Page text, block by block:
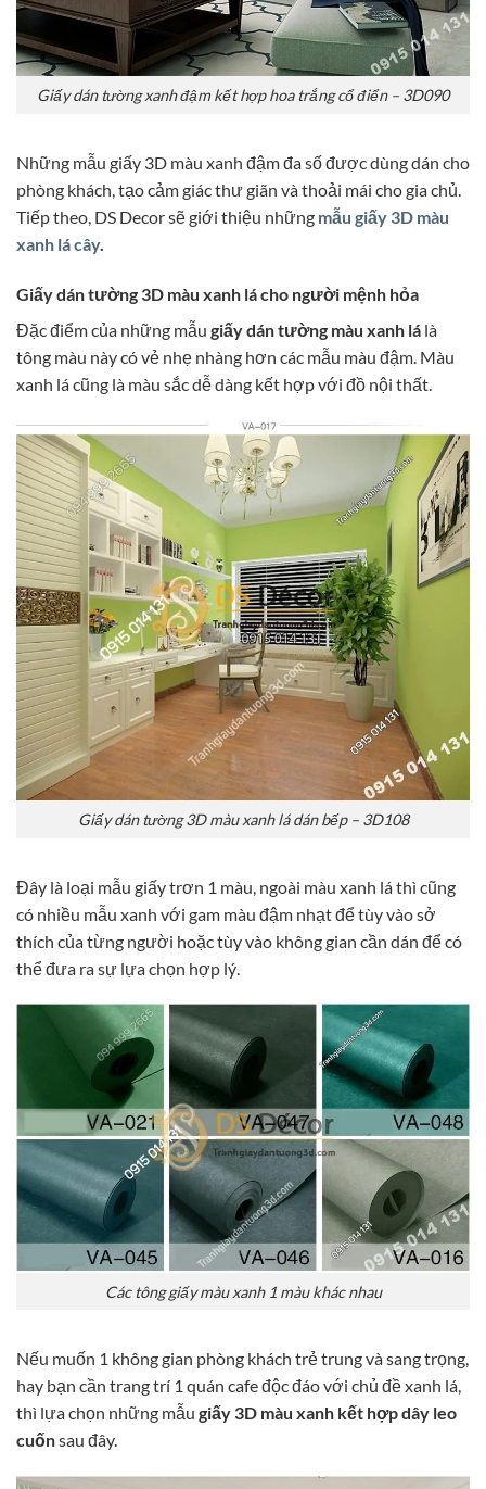
Giấy dán tường xanh đậm kết hợp hoa trắng cổ điển – 3D090
Những mẫu giấy 3D màu xanh đậm đa số được dùng dán cho
phòng khách, tạo cảm giác thư giãn và thoải mái cho gia chủ.
Tiếp theo, DS Decor sẽ giới thiệu những mẫu giấy 3D màu
xanh lá cây.
Giấy dán tường 3D màu xanh lá cho người mệnh hỏa
Đặc điểm của những mẫu giấy dán tường màu xanh lá là
tông màu này có vẻ nhẹ nhàng hơn các mẫu màu đậm. Màu
xanh lá cũng là màu sắc dễ dàng kết hợp với đồ nội thất.
Giấy dán tường 3D màu xanh lá dán bếp – 3D108
Đây là loại mẫu giấy trơn 1 màu, ngoài màu xanh lá thì cũng
có nhiều mẫu xanh với gam màu đậm nhạt để tùy vào sở
thích của từng người hoặc tùy vào không gian cần dán để có
thể đưa ra sự lựa chọn hợp lý.
Các tông giấy màu xanh 1 màu khác nhau
Nếu muốn 1 không gian phòng khách trẻ trung và sang trọng,
hay bạn cần trang trí 1 quán cafe độc đáo với chủ đề xanh lá,
thì lựa chọn những mẫu giấy 3D màu xanh kết hợp dây leo
cuốnsau đây.